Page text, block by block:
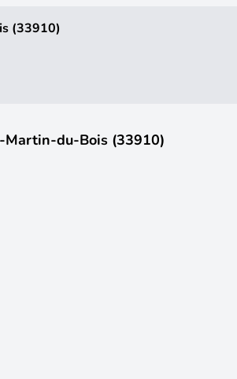
(33910)
Martin-du-Bois (33910)